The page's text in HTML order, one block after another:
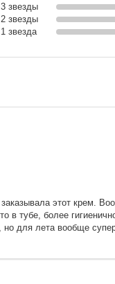
3 звезды
2 звезды
1 звезда
этот крем.
в тубе, более
для лета вообще